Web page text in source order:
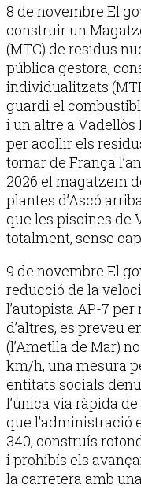
8 de novembre El
construir un
(MTC) de residus
pública gestora,
individualitzats
guardi el
i un altre a
per acollir els
tornar de França
2026 el magatzem
plantes d’Ascó
que les piscines de
totalment, sense
9 de novembre El
reducció de la
l’autopista AP-7
d’altres, es preveu
(l’Ametlla de Mar)
km/h, una mesura
entitats socials
l’única via ràpida
que l’administració
340, construís
i prohibís els
la carretera amb